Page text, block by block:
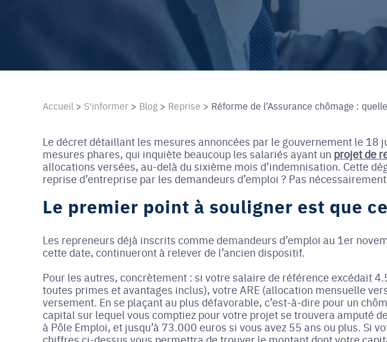
Accueil > S'informer > Blog > Reprise > Réforme de l’Assurance chômage :
Le décret détaillant les mesures annoncées par le gouvernement le
mesures phares, qui inquiète beaucoup les salariés ayant un projet de
allocations versées, au-delà du sixième mois d’indemnisation. Cette
reprise d’entreprise par les demandeurs d’emploi ? Pas
Le premier point à souligner est que
Les repreneurs déjà inscrits comme demandeurs d’emploi au 1er
cette date, continueront à relever de l’ancien dispositif.
Pour les autres, concrètement : si votre salaire de référence excédait
toutes primes et avantages inclus), votre ARE (allocation mensuelle
versement. En se plaçant au plus défavorable, c’est-à-dire pour un
capital sur lequel vous comptiez pour votre projet se trouvera amputé
à Pôle Emploi, et jusqu’à 73.000 euros si vous avez 55 ans ou plus. Si